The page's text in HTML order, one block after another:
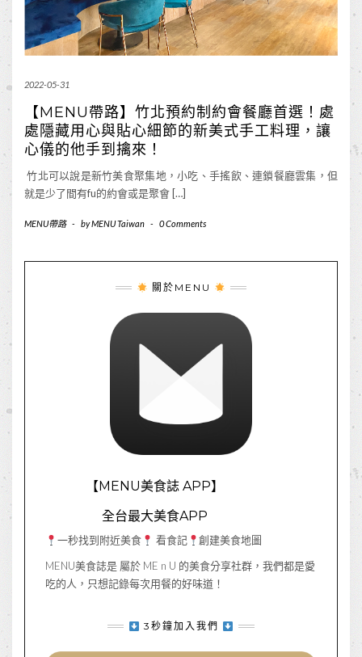
2022-05-31
【MENU帶路】竹北預約制約會餐廳首選！處
處隱藏用心與貼心細節的新美式手工料理，讓
心儀的他手到擒來！
竹北可以說是新竹美食聚集地，小吃、手搖飲、連鎖餐廳雲集，但
就是少了間有fu的約會或是聚會 […]
MENU帶路 - byMENU Taiwan - 0 Comments
關於MENU
【MENU美食誌 APP】
全台最大美食APP
一秒找到附近美食 看食記
創建美食地圖
MENU美食誌是 屬於 ME n U 的美食分享社群，我們都是愛
吃的人，只想記錄每次用餐的好味道！
3秒鐘加入我們